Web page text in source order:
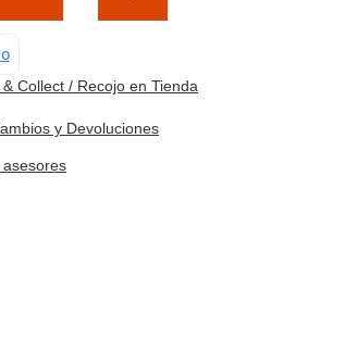
Collect / Recojo en Tienda
y Devoluciones